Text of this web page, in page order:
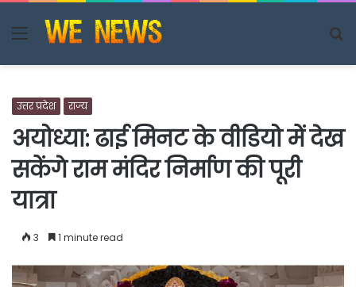
Menu
उत्तर प्रदेश राज्य
अयोध्या: ढाई मिनट के वीडियो में देख
सकेंगे राम मंदिर निर्माण की पूरी
यात्रा
3 1 minute read